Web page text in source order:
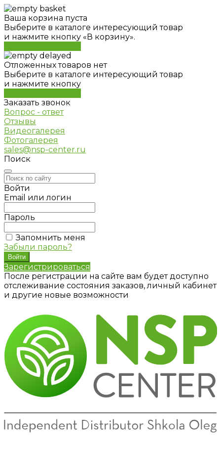
Ваша корзина пуста
Выберите в каталоге интересующий товар
и нажмите кнопку «В корзину».
Отложенных товаров нет
Выберите в каталоге интересующий товар
и нажмите кнопку
Заказать звонок
Вопрос - ответ
Отзывы
Видеогалерея
Фотогалерея
sales@nsp-center.ru
Поиск
Войти
Email или логин
Пароль
Запомнить меня
Забыли пароль?
Зарегистрироваться
После регистрации на сайте вам будет доступно
отслеживание состояния заказов, личный кабинет
и другие новые возможности